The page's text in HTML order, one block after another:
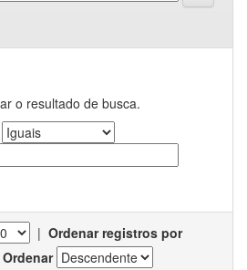
o resultado de busca.
| Ordenar registros por
Ordenar